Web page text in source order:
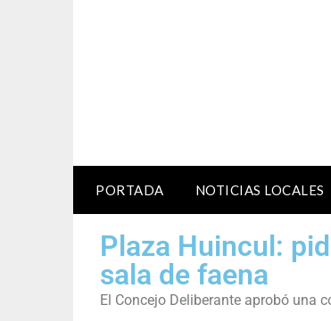
PORTADA NOTICIAS LOCALES
Plaza Huincul:
sala de faena
El Concejo Deliberante aprobó una